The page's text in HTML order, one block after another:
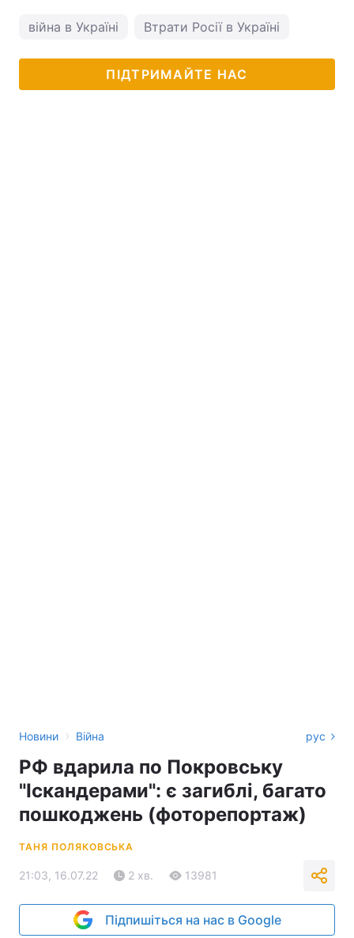
війна в Україні Втрати Росії в Україні
ПІДТРИМАЙТЕ НАС
Новини › Війна рус
РФ вдарила по Покровську
"Іскандерами": є загиблі, багато
пошкоджень (фоторепортаж)
ТАНЯ ПОЛЯКОВСЬКА
21:03, 16.07.22 2 хв. 13981
Підпишіться на нас в Google